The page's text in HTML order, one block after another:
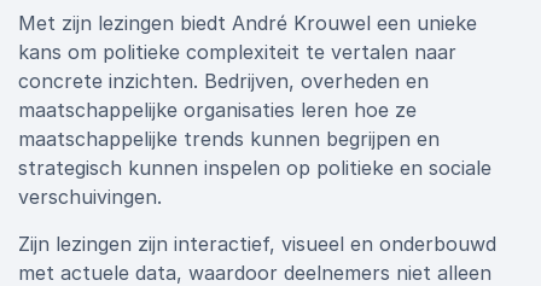
Met zijn lezingen biedt André Krouwel een unieke
kans om politieke complexiteit te vertalen naar
concrete inzichten. Bedrijven, overheden en
maatschappelijke organisaties leren hoe ze
maatschappelijke trends kunnen begrijpen en
strategisch kunnen inspelen op politieke en sociale
verschuivingen.
Zijn lezingen zijn interactief, visueel en onderbouwd
met actuele data, waardoor deelnemers niet alleen